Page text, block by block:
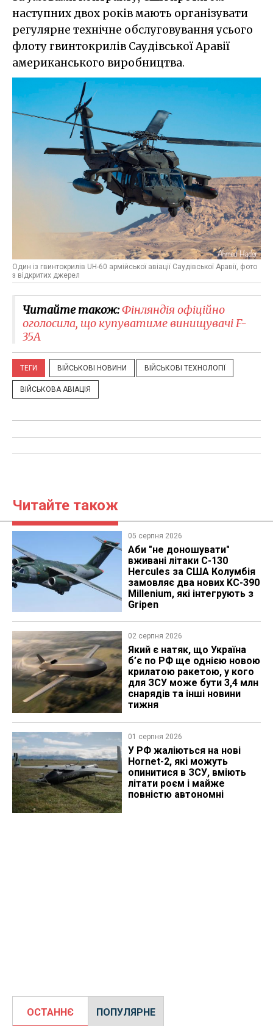
наступних двох років мають організувати
регулярне технічне обслуговування усього
флоту гвинтокрилів Саудівської Аравії
американського виробництва.
Один із гвинтокрилів UH-60 армійської авіації Саудівської Аравії, фото
з відкритих джерел
Читайте також:Фінляндія офіційно
оголосила, що купуватиме винищувачі F-
35A
ТЕГИ ВІЙСЬКОВІ НОВИНИ ВІЙСЬКОВІ ТЕХНОЛОГІЇ
ВІЙСЬКОВА АВІАЦІЯ
Читайте також
05 серпня 2026
Аби "не доношувати"
вживані літаки C-130
Hercules за США Колумбія
замовляє два нових KC-390
Millenium, які інтегрують з
Gripen
02 серпня 2026
Який є натяк, що Україна
б’є по РФ ще однією новою
крилатою ракетою, у кого
для ЗСУ може бути 3,4 млн
снарядів та інші новини
тижня
01 серпня 2026
У РФ жаліються на нові
Hornet-2, які можуть
опинитися в ЗСУ, вміють
літати роєм і майже
повністю автономні
ОСТАННЄ ПОПУЛЯРНЕ